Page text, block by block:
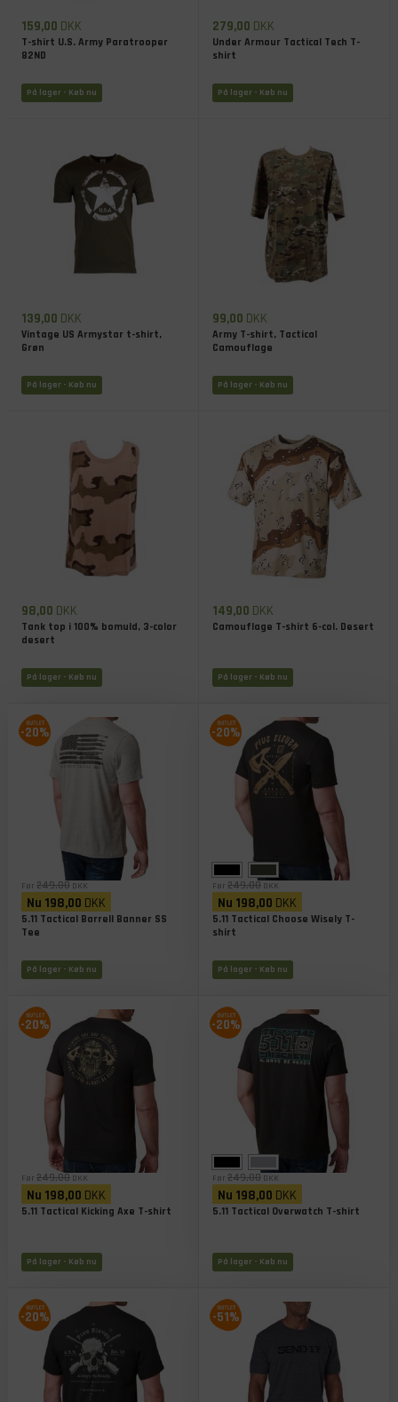
159,00 DKK
T-shirt U.S. Army Paratrooper
82ND
På lager - Køb nu
279,00 DKK
Under Armour Tactical Tech T-
shirt
På lager - Køb nu
139,00 DKK
Vintage US Armystar t-shirt,
Grøn
På lager - Køb nu
99,00 DKK
Army T-shirt, Tactical
Camouflage
På lager - Køb nu
98,00 DKK
Tank top i 100% bomuld, 3-color
desert
På lager - Køb nu
149,00 DKK
Camouflage T-shirt 6-col. Desert
På lager - Køb nu
-20%
Før 249,00 DKK
Nu 198,00 DKK
5.11 Tactical Barrell Banner SS
Tee
På lager - Køb nu
-20%
Før 249,00 DKK
Nu 198,00 DKK
5.11 Tactical Choose Wisely T-
shirt
På lager - Køb nu
-20%
Før 249,00 DKK
Nu 198,00 DKK
5.11 Tactical Kicking Axe T-shirt
På lager - Køb nu
-20%
Før 249,00 DKK
Nu 198,00 DKK
5.11 Tactical Overwatch T-shirt
På lager - Køb nu
-20% -51%